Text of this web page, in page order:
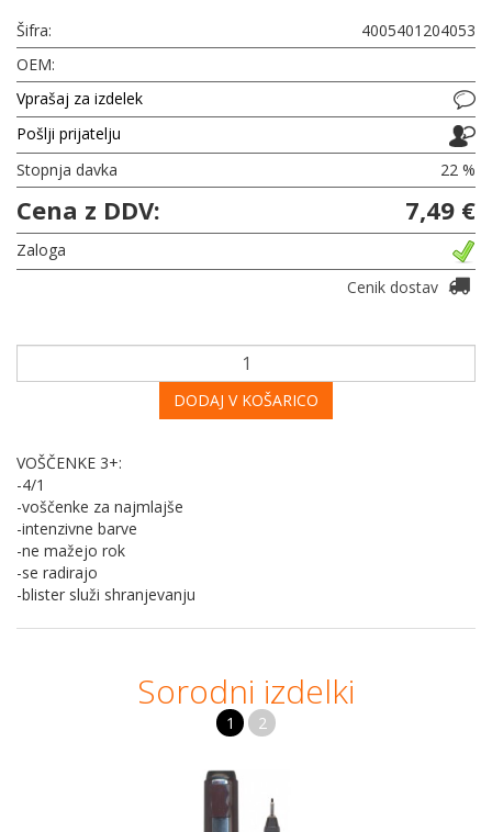
Šifra:
4005401204053
OEM:
Vprašaj za izdelek
Pošlji prijatelju
Stopnja davka
22 %
Cena z DDV: 7,49 €
Zaloga
Cenik dostav
DODAJ V KOŠARICO
VOŠČENKE 3+:
-4/1
-voščenke za najmlajše
-intenzivne barve
-ne mažejo rok
-se radirajo
-blister služi shranjevanju
Sorodni izdelki
1 2